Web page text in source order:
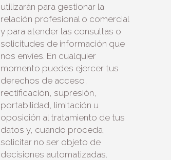
utilizarán para gestionar la
relación profesional o comercial
y para atender las consultas o
solicitudes de información que
nos envíes. En cualquier
momento puedes ejercer tus
derechos de acceso,
rectificación, supresión,
portabilidad, limitación u
oposición al tratamiento de tus
datos y, cuando proceda,
solicitar no ser objeto de
decisiones automatizadas.